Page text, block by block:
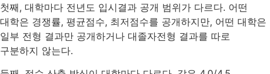
첫째, 대학마다 전년도 입시결과 공개 범위가 다르다. 어떤
대학은 경쟁률, 평균점수, 최저점수를 공개하지만, 어떤 대학은
일부 전형 결과만 공개하거나 대졸자전형 결과를 따로
구분하지 않는다.